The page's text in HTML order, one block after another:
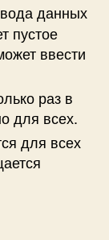
данных
пустое
ввести
раз в
для всех.
для всех